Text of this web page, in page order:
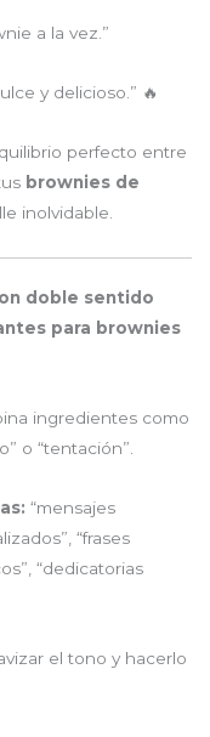
a la vez.”
y delicioso.” 🔥
perfecto entre
brownies de
inolvidable.
doble sentido
para brownies
ingredientes como
o “tentación”.
“mensajes
“frases
“dedicatorias
el tono y hacerlo